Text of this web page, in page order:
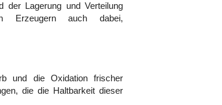
der Lagerung und Verteilung
Erzeugern auch dabei,
und die Oxidation frischer
die die Haltbarkeit dieser